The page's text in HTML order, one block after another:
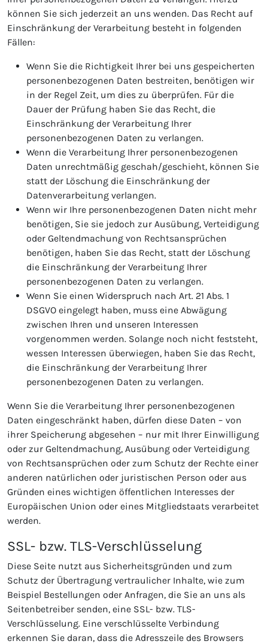
können Sie sich jederzeit an uns wenden. Das Recht auf
Einschränkung der Verarbeitung besteht in folgenden
Fällen:
Wenn Sie die Richtigkeit Ihrer bei uns gespeicherten
personenbezogenen Daten bestreiten, benötigen wir
in der Regel Zeit, um dies zu überprüfen. Für die
Dauer der Prüfung haben Sie das Recht, die
Einschränkung der Verarbeitung Ihrer
personenbezogenen Daten zu verlangen.
Wenn die Verarbeitung Ihrer personenbezogenen
Daten unrechtmäßig geschah/geschieht, können Sie
statt der Löschung die Einschränkung der
Datenverarbeitung verlangen.
Wenn wir Ihre personenbezogenen Daten nicht mehr
benötigen, Sie sie jedoch zur Ausübung, Verteidigung
oder Geltendmachung von Rechtsansprüchen
benötigen, haben Sie das Recht, statt der Löschung
die Einschränkung der Verarbeitung Ihrer
personenbezogenen Daten zu verlangen.
Wenn Sie einen Widerspruch nach Art. 21 Abs. 1
DSGVO eingelegt haben, muss eine Abwägung
zwischen Ihren und unseren Interessen
vorgenommen werden. Solange noch nicht feststeht,
wessen Interessen überwiegen, haben Sie das Recht,
die Einschränkung der Verarbeitung Ihrer
personenbezogenen Daten zu verlangen.
Wenn Sie die Verarbeitung Ihrer personenbezogenen
Daten eingeschränkt haben, dürfen diese Daten – von
ihrer Speicherung abgesehen – nur mit Ihrer Einwilligung
oder zur Geltendmachung, Ausübung oder Verteidigung
von Rechtsansprüchen oder zum Schutz der Rechte einer
anderen natürlichen oder juristischen Person oder aus
Gründen eines wichtigen öffentlichen Interesses der
Europäischen Union oder eines Mitgliedstaats verarbeitet
werden.
SSL- bzw. TLS-Verschlüsselung
Diese Seite nutzt aus Sicherheitsgründen und zum
Schutz der Übertragung vertraulicher Inhalte, wie zum
Beispiel Bestellungen oder Anfragen, die Sie an uns als
Seitenbetreiber senden, eine SSL- bzw. TLS-
Verschlüsselung. Eine verschlüsselte Verbindung
erkennen Sie daran, dass die Adresszeile des Browsers